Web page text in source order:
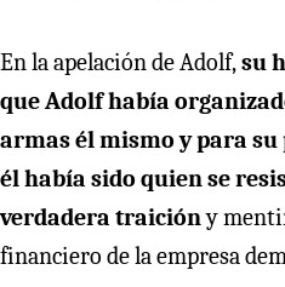
En la apelación de Adolf,su
que Adolf había
armas él mismo y para
él había sido quien se
verdadera traicióny
financiero de la empresa